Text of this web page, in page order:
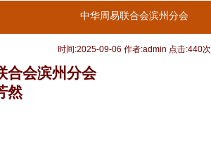
中华周易联合会滨州分会
时间:2025-09-06 作者:admin 点击:440次
合会滨州分会
然